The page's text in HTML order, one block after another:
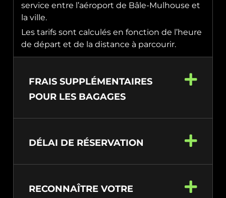
service entre l’aéroport de Bâle-Mulhouse et
la ville.
Les tarifs sont calculés en fonction de l’heure
de départ et de la distance à parcourir.
FRAIS SUPPLÉMENTAIRES
POUR LES BAGAGES
DÉLAI DE RÉSERVATION
RECONNAÎTRE VOTRE